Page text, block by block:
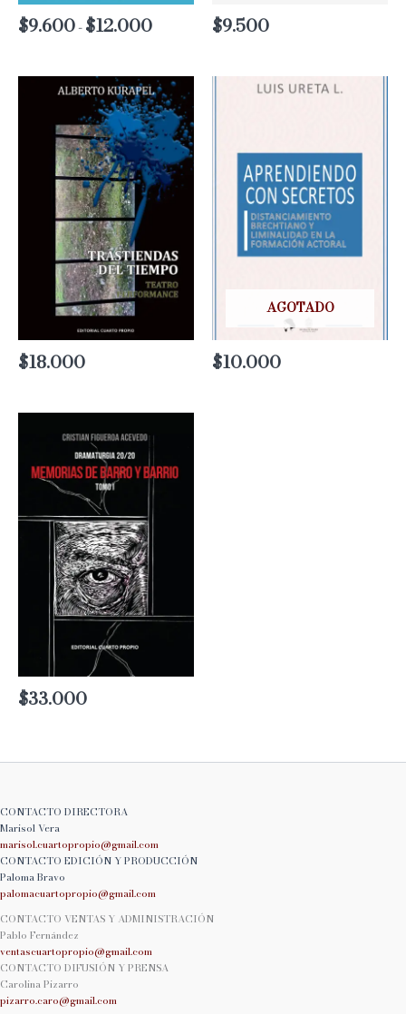
$9.600- $12.000Rango
$9.600
hasta
$12.000
$9.500
$18.000
AGOTADO
$10.000
$33.000
CONTACTO DIRECTORA
Marisol Vera
marisol.cuartopropio@gmail.com
CONTACTO EDICIÓN Y PRODUCCIÓN
Paloma Bravo
palomacuartopropio@gmail.com
CONTACTO VENTAS Y ADMINISTRACIÓN
Pablo Fernández
ventascuartopropio@gmail.com
CONTACTO DIFUSIÓN Y PRENSA
Carolina Pizarro
pizarro.caro@gmail.com